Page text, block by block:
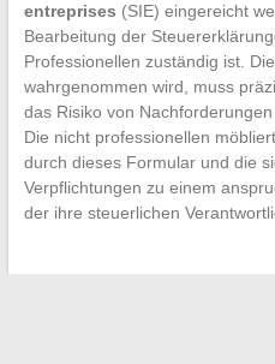
entreprises (SIE) eingereicht
Bearbeitung der
Professionellen zuständig ist.
wahrgenommen wird, muss
das Risiko von
Die nicht professionellen
durch dieses Formular und die
Verpflichtungen zu einem
der ihre steuerlichen